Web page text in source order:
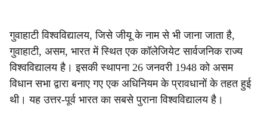
गुवाहाटी विश्वविद्यालय, जिसे जीयू के नाम से भी जाना जाता है,
गुवाहाटी, असम, भारत में स्थित एक कॉलेजियेट सार्वजनिक राज्य
विश्वविद्यालय है। इसकी स्थापना 26 जनवरी 1948 को असम
विधान सभा द्वारा बनाए गए एक अधिनियम के प्रावधानों के तहत हुई
थी। यह उत्तर-पूर्व भारत का सबसे पुराना विश्वविद्यालय है।